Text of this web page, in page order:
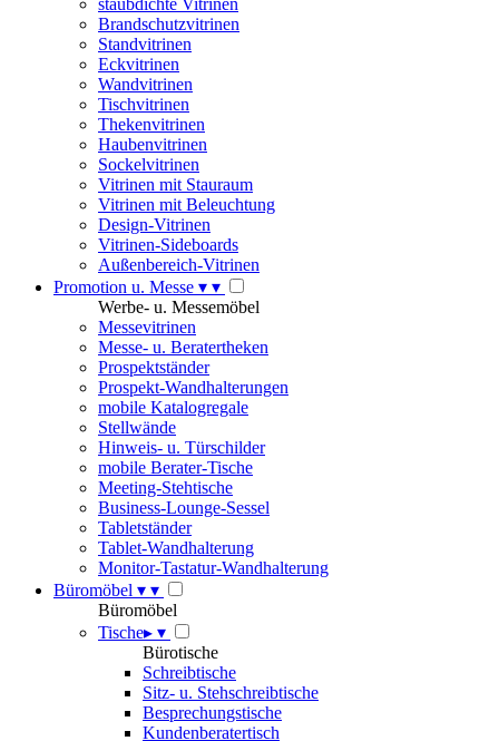
staubdichte Vitrinen
Brandschutzvitrinen
Standvitrinen
Eckvitrinen
Wandvitrinen
Tischvitrinen
Thekenvitrinen
Haubenvitrinen
Sockelvitrinen
Vitrinen mit Stauraum
Vitrinen mit Beleuchtung
Design-Vitrinen
Vitrinen-Sideboards
Außenbereich-Vitrinen
Promotion u. Messe ▾ ▾
Werbe- u. Messemöbel
Messevitrinen
Messe- u. Beratertheken
Prospektständer
Prospekt-Wandhalterungen
mobile Katalogregale
Stellwände
Hinweis- u. Türschilder
mobile Berater-Tische
Meeting-Stehtische
Business-Lounge-Sessel
Tabletständer
Tablet-Wandhalterung
Monitor-Tastatur-Wandhalterung
Büromöbel ▾ ▾
Büromöbel
Tische▸ ▾
Bürotische
Schreibtische
Sitz- u. Stehschreibtische
Besprechungstische
Kundenberatertisch